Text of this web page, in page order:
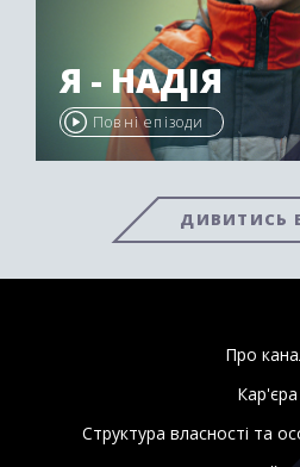
Я - НАДІЯ
Повні епізоди
ДИВИТИСЬ
Про
Кар'єра
Структура власності та